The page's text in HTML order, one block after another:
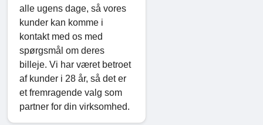
alle ugens dage, så vores
kunder kan komme i
kontakt med os med
spørgsmål om deres
billeje. Vi har været betroet
af kunder i 28 år, så det er
et fremragende valg som
partner for din virksomhed.